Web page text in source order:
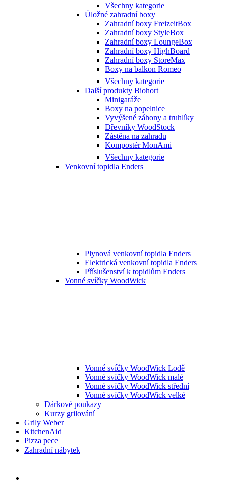
Všechny kategorie
Úložné zahradní boxy
Zahradní boxy FreizeitBox
Zahradní boxy StyleBox
Zahradní boxy LoungeBox
Zahradní boxy HighBoard
Zahradní boxy StoreMax
Boxy na balkon Romeo
Všechny kategorie
Další produkty Biohort
Minigaráže
Boxy na popelnice
Vyvýšené záhony a truhlíky
Dřevníky WoodStock
Zástěna na zahradu
Kompostér MonAmi
Všechny kategorie
Venkovní topidla Enders
Plynová venkovní topidla Enders
Elektrická venkovní topidla Enders
Příslušenství k topidlům Enders
Vonné svíčky WoodWick
Vonné svíčky WoodWick Lodě
Vonné svíčky WoodWick malé
Vonné svíčky WoodWick střední
Vonné svíčky WoodWick velké
Dárkové poukazy
Kurzy grilování
Grily Weber
KitchenAid
Pizza pece
Zahradní nábytek